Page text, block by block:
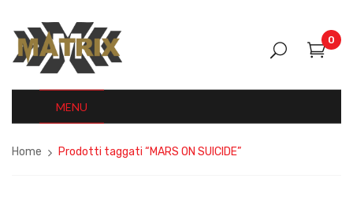
0
MENU
Home Prodotti taggati “MARS ON SUICIDE”